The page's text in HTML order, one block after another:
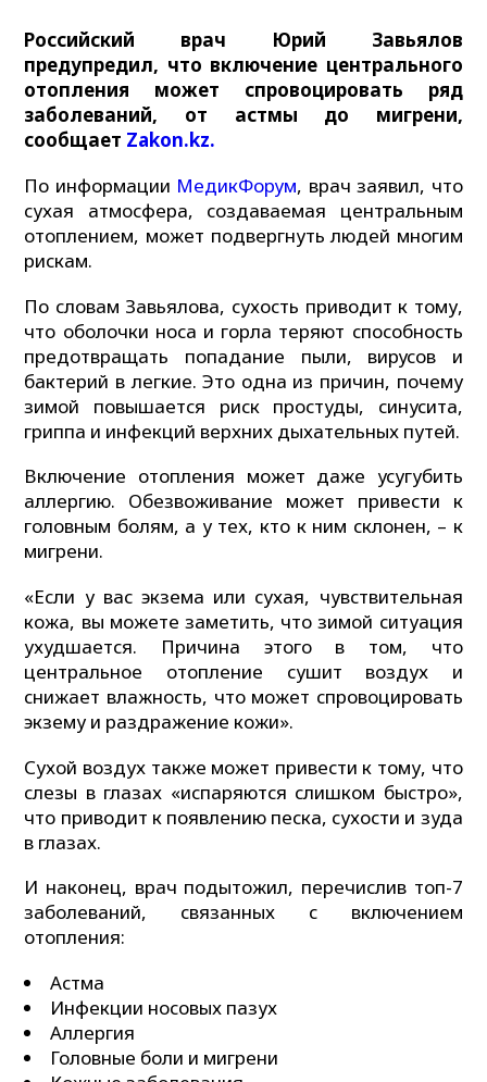
Российский врач Юрий Завьялов
предупредил, что включение центрального
отопления может спровоцировать ряд
заболеваний, от астмы до мигрени,
сообщает Zakon.kz.
По информации МедикФорум, врач заявил, что
сухая атмосфера, создаваемая центральным
отоплением, может подвергнуть людей многим
рискам.
По словам Завьялова, сухость приводит к тому,
что оболочки носа и горла теряют способность
предотвращать попадание пыли, вирусов и
бактерий в легкие. Это одна из причин, почему
зимой повышается риск простуды, синусита,
гриппа и инфекций верхних дыхательных путей.
Включение отопления может даже усугубить
аллергию. Обезвоживание может привести к
головным болям, а у тех, кто к ним склонен, – к
мигрени.
«Если у вас экзема или сухая, чувствительная
кожа, вы можете заметить, что зимой ситуация
ухудшается. Причина этого в том, что
центральное отопление сушит воздух и
снижает влажность, что может спровоцировать
экзему и раздражение кожи».
Сухой воздух также может привести к тому, что
слезы в глазах «испаряются слишком быстро»,
что приводит к появлению песка, сухости и зуда
в глазах.
И наконец, врач подытожил, перечислив топ-7
заболеваний, связанных с включением
отопления:
Астма
Инфекции носовых пазух
Аллергия
Головные боли и мигрени